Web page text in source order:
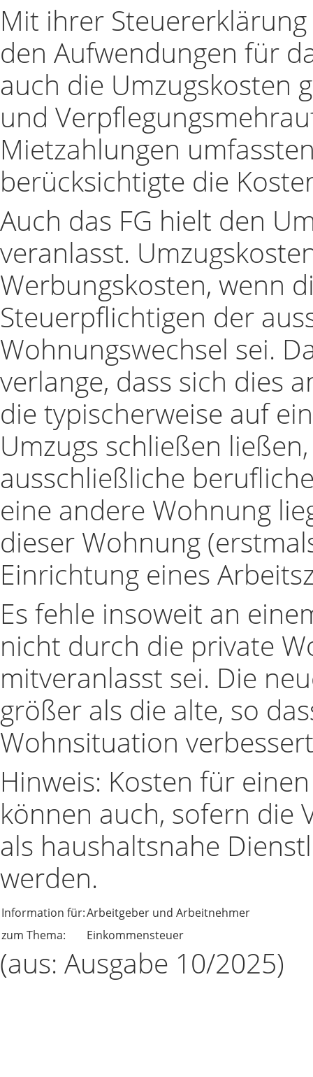
Mit ihrer
den Aufwendungen für
auch die Umzugskosten
und
Mietzahlungen
berücksichtigte die
Auch das FG hielt den
veranlasst.
Werbungskosten, wenn
Steuerpflichtigen der
Wohnungswechsel sei.
verlange, dass sich dies
die typischerweise auf
Umzugs schließen
ausschließliche
eine andere Wohnung
dieser Wohnung
Einrichtung eines
Es fehle insoweit an
nicht durch die private
mitveranlasst sei. Die
größer als die alte, so
Wohnsituation
Hinweis: Kosten für
können auch, sofern die
als haushaltsnahe
werden.
Information für:Arbeitgeber und Arbeitnehmer
zum Thema:
Einkommensteuer
(aus: Ausgabe 10/2025)